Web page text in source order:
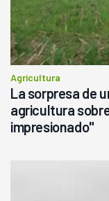
Agricultura
La sorpresa de
agricultura
impresionado"